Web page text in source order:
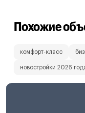
Похожие
комфорт-класс
новостройки 2026